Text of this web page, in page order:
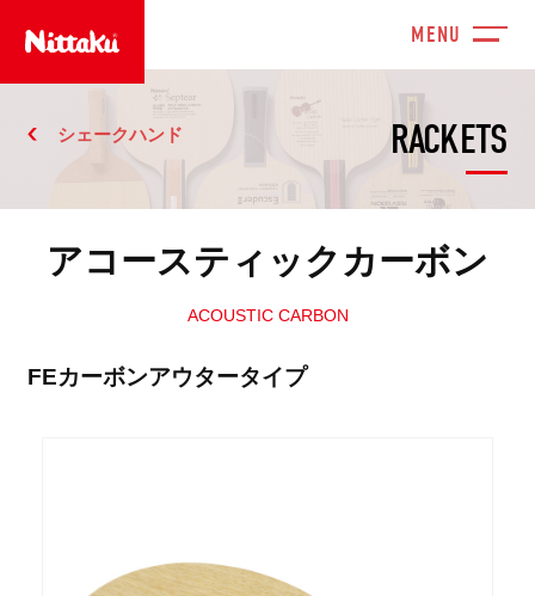
RACKETS
シェークハンド
アコースティックカーボン
ACOUSTIC CARBON
FEカーボンアウタータイプ